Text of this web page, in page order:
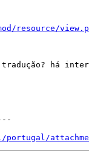
resource/
há